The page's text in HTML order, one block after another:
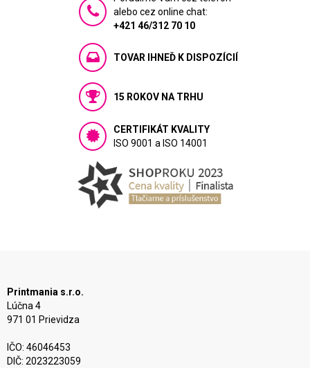
alebo cez online chat:
+421 46/312 70 10
TOVAR IHNEĎ K DISPOZÍCIÍ
15 ROKOV NA TRHU
CERTIFIKÁT KVALITY
ISO 9001 a ISO 14001
Printmania s.r.o.
Lúčna 4
971 01 Prievidza
IČO: 46046453
DIČ: 2023223059